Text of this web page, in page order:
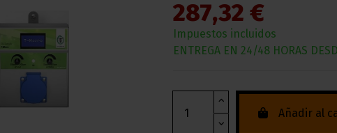
287,32 €
Impuestos incluidos
ENTREGA EN 24/48 HORAS
Añadir al